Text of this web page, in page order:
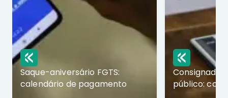
Saque-aniversário FGTS:
calendário de pagamento
Consignado
público: